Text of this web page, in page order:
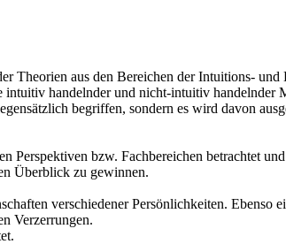
Theorien aus den Bereichen der Intuitions-
handelnder und nicht-intuitiv handelnder
begriffen, sondern es wird davon
bzw. Fachbereichen betrachtet
Überblick zu gewinnen.
verschiedener Persönlichkeiten. Ebenso
Verzerrungen.